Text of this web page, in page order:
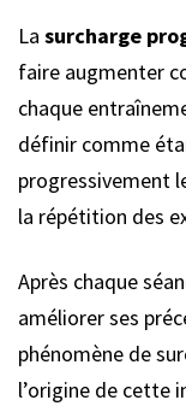
La surcharge
faire augmenter
chaque
définir comme
progressivement
la répétition des
Après chaque
améliorer ses
phénomène de
l’origine de cette